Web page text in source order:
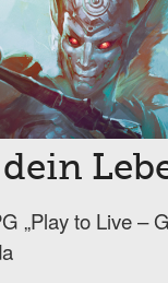
„Play to Live –